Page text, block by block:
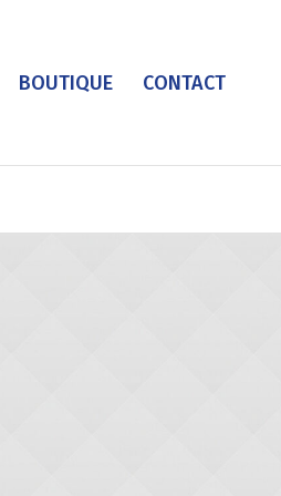
BOUTIQUE CONTACT